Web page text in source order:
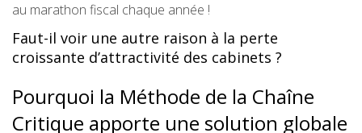
au marathon fiscal chaque année !
Faut-il voir une autre raison à la perte
croissante d’attractivité des cabinets ?
Pourquoi la Méthode de la Chaîne
Critique apporte une solution globale